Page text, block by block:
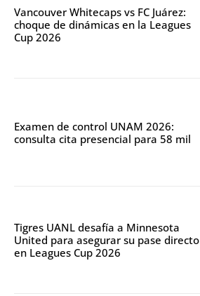
Vancouver Whitecaps vs FC Juárez:
choque de dinámicas en la Leagues
Cup 2026
Examen de control UNAM 2026:
consulta cita presencial para 58 mil
Tigres UANL desafía a Minnesota
United para asegurar su pase directo
en Leagues Cup 2026